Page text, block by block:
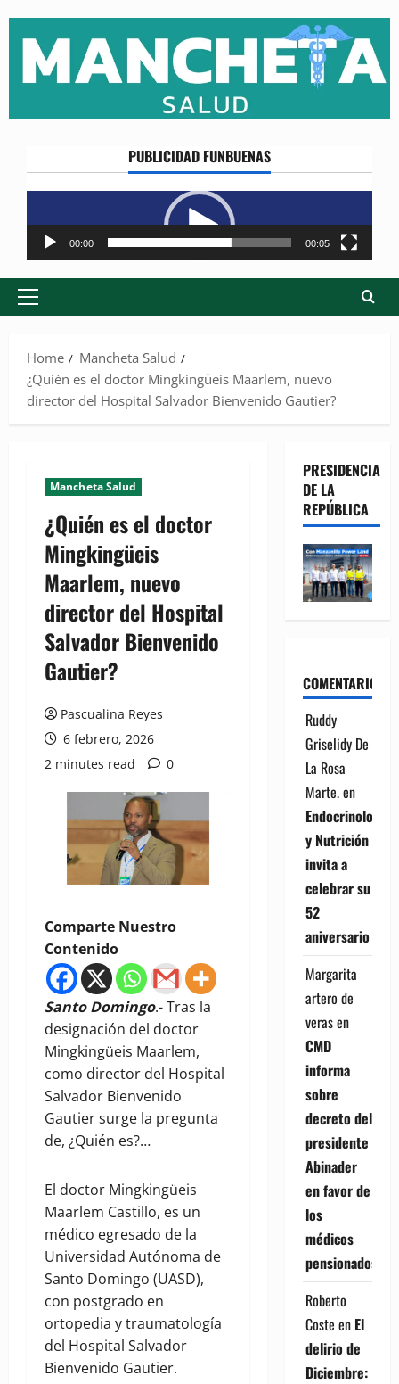
content
PUBLICIDAD FUNBUENAS
Reproductor
de
vídeo
00:00 00:05
Primary
Home
Mancheta Salud
¿Quién es el doctor Mingkingüeis Maarlem, nuevo
director del Hospital Salvador Bienvenido Gautier?
Mancheta Salud
¿Quién es el doctor
Mingkingüeis
Maarlem, nuevo
director del Hospital
Salvador Bienvenido
Gautier?
Pascualina Reyes
6 febrero, 2026
2 minutes read
0
Comparte Nuestro
Contenido
Santo Domingo.- Tras la
designación del doctor
Mingkingüeis Maarlem,
como director del Hospital
Salvador Bienvenido
Gautier surge la pregunta
de, ¿Quién es?…
El doctor Mingkingüeis
Maarlem Castillo, es un
médico egresado de la
Universidad Autónoma de
Santo Domingo (UASD),
con postgrado en
ortopedia y traumatología
del Hospital Salvador
Bienvenido Gautier.
PRESIDENCIA
DE LA
REPÚBLICA
COMENTARIOS
Ruddy
Griselidy De
La Rosa
Marte.en
Endocrinología
y Nutrición
invita a
celebrar su
52
aniversario
Margarita
artero de
verasen
CMD
informa
sobre
decreto del
presidente
Abinader
en favor de
los
médicos
pensionados
Roberto
Coste en El
delirio de
Diciembre: